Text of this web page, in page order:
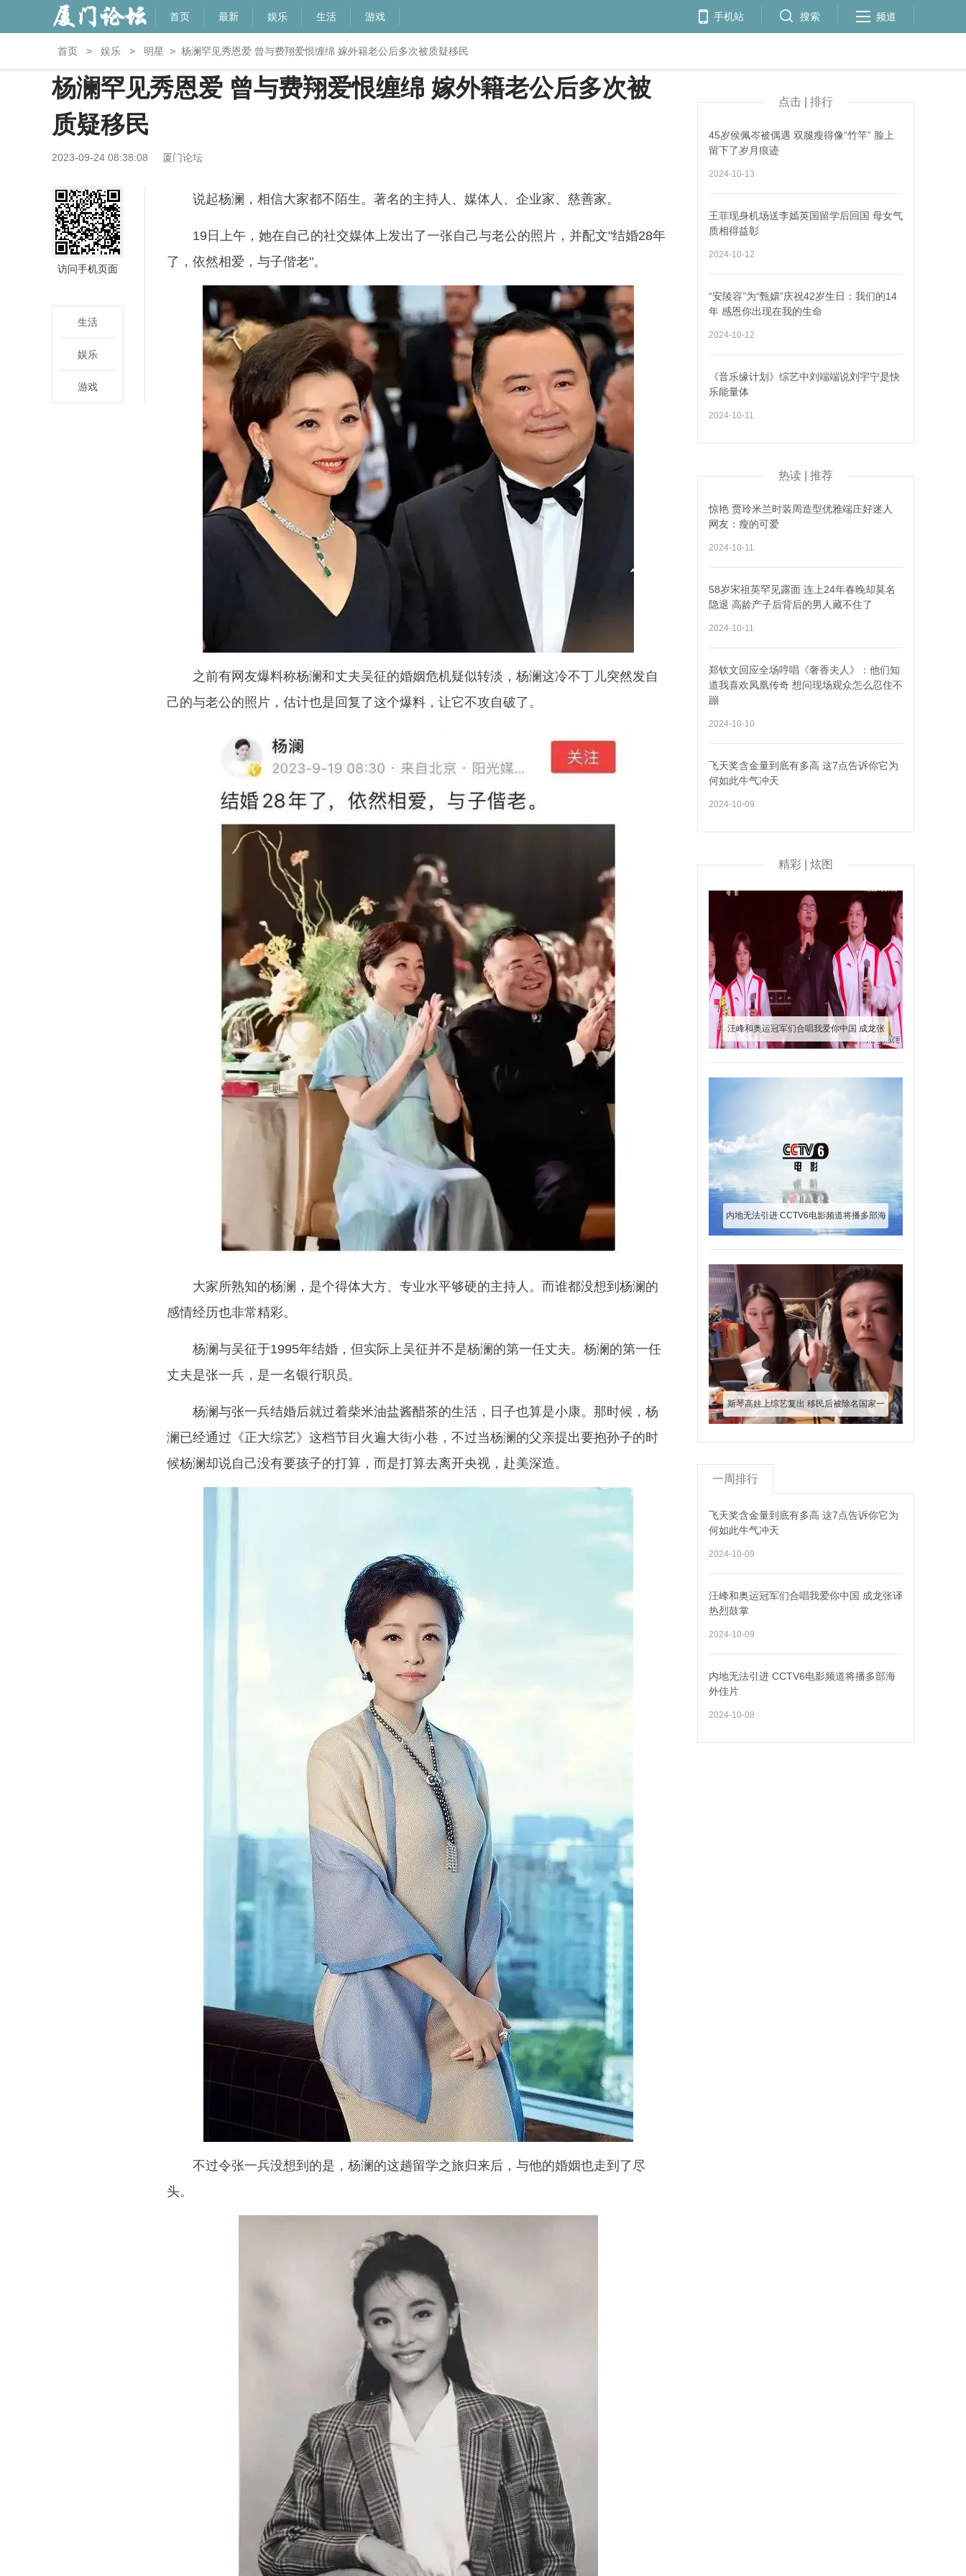
首页 最新 娱乐 生活 游戏 手机站 搜索 频道
首页 > 娱乐 > 明星 > 杨澜罕见秀恩爱 曾与费翔爱恨缠绵 嫁外籍老公后多次被质疑移民
杨澜罕见秀恩爱 曾与费翔爱恨缠绵 嫁外籍老公后多次被
质疑移民
2023-09-24 08:38:08 厦门论坛
访问手机页面
生活
娱乐
游戏
说起杨澜，相信大家都不陌生。著名的主持人、媒体人、企业家、慈善家。
19日上午，她在自己的社交媒体上发出了一张自己与老公的照片，并配文"结婚28年
了，依然相爱，与子偕老"。
之前有网友爆料称杨澜和丈夫吴征的婚姻危机疑似转淡，杨澜这冷不丁儿突然发自
己的与老公的照片，估计也是回复了这个爆料，让它不攻自破了。
大家所熟知的杨澜，是个得体大方、专业水平够硬的主持人。而谁都没想到杨澜的
感情经历也非常精彩。
杨澜与吴征于1995年结婚，但实际上吴征并不是杨澜的第一任丈夫。杨澜的第一任
丈夫是张一兵，是一名银行职员。
杨澜与张一兵结婚后就过着柴米油盐酱醋茶的生活，日子也算是小康。那时候，杨
澜已经通过《正大综艺》这档节目火遍大街小巷，不过当杨澜的父亲提出要抱孙子的时
候杨澜却说自己没有要孩子的打算，而是打算去离开央视，赴美深造。
不过令张一兵没想到的是，杨澜的这趟留学之旅归来后，与他的婚姻也走到了尽
头。
点击 | 排行
45岁侯佩岑被偶遇 双腿瘦得像“竹竿” 脸上
留下了岁月痕迹
2024-10-13
王菲现身机场送李嫣英国留学后回国 母女气
质相得益彰
2024-10-12
“安陵容”为“甄嬛”庆祝42岁生日：我们的14
年 感恩你出现在我的生命
2024-10-12
《音乐缘计划》综艺中刘端端说刘宇宁是快
乐能量体
2024-10-11
热读 | 推荐
惊艳 贾玲米兰时装周造型优雅端庄好迷人
网友：瘦的可爱
2024-10-11
58岁宋祖英罕见露面 连上24年春晚却莫名
隐退 高龄产子后背后的男人藏不住了
2024-10-11
郑钦文回应全场哼唱《奢香夫人》：他们知
道我喜欢凤凰传奇 想问现场观众怎么忍住不
蹦
2024-10-10
飞天奖含金量到底有多高 这7点告诉你它为
何如此牛气冲天
2024-10-09
精彩 | 炫图
汪峰和奥运冠军们合唱我爱你中国 成龙张
内地无法引进 CCTV6电影频道将播多部海
斯琴高娃上综艺复出 移民后被除名国家一
一周排行
飞天奖含金量到底有多高 这7点告诉你它为
何如此牛气冲天
2024-10-09
汪峰和奥运冠军们合唱我爱你中国 成龙张译
热烈鼓掌
2024-10-09
内地无法引进 CCTV6电影频道将播多部海
外佳片
2024-10-08